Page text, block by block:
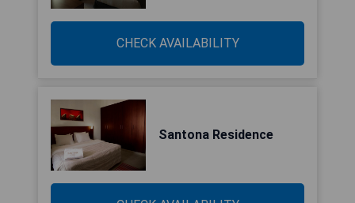
CHECK AVAILABILITY
Santona Residence